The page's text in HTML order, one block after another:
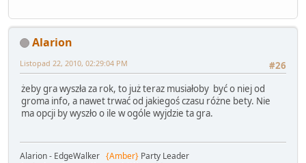
Alarion
#26
Listopad 22, 2010, 02:29:04 PM
żeby gra wyszła za rok, to już teraz musiałoby być o niej od
groma info, a nawet trwać od jakiegoś czasu różne bety. Nie
ma opcji by wyszło o ile w ogóle wyjdzie ta gra.
Alarion - EdgeWalker {Amber} Party Leader